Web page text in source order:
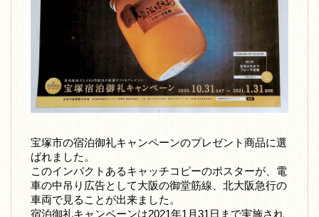
宝塚市の宿泊御礼キャンペーンのプレゼント商品に選
ばれました。
このインパクトあるキャッチコピーのポスターが、電
車の中吊り広告として大阪の御堂筋線、北大阪急行の
車両で見ることが出来ました。
宿泊御礼キャンペーンは2021年1月31日まで実施され